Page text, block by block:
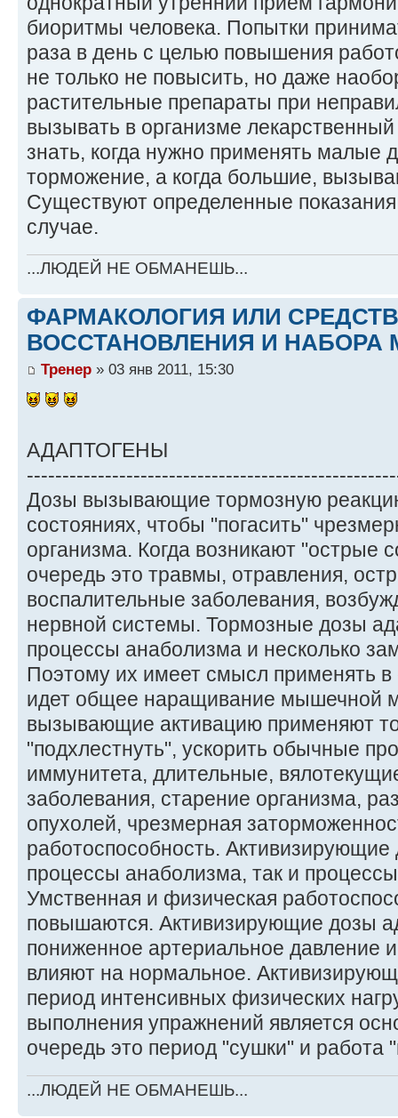
биоритмы человека. Попытки
раза в день с целью повышения
не только не повысить, но даже
растительные препараты при
вызывать в организме
знать, когда нужно применять
торможение, а когда большие,
Существуют определенные
случае.
...ЛЮДЕЙ НЕ ОБМАНЕШЬ...
ФАРМАКОЛОГИЯ ИЛИ
ВОССТАНОВЛЕНИЯ И НАБОРА
Тренер » 03 янв 2011, 15:30
АДАПТОГЕНЫ
Дозы вызывающие тормозную
состояниях, чтобы "погасить"
организма. Когда возникают "острые
очередь это травмы, отравления,
воспалительные заболевания,
нервной системы. Тормозные дозы
процессы анаболизма и несколько
Поэтому их имеет смысл применять
идет общее наращивание мышечной
вызывающие активацию применяют
"подхлестнуть", ускорить обычные
иммунитета, длительные,
заболевания, старение организма,
опухолей, чрезмерная
работоспособность. Активизирующие
процессы анаболизма, так и
Умственная и физическая
повышаются. Активизирующие дозы
пониженное артериальное давление
влияют на нормальное.
период интенсивных физических
выполнения упражнений является
очередь это период "сушки" и работа
...ЛЮДЕЙ НЕ ОБМАНЕШЬ...